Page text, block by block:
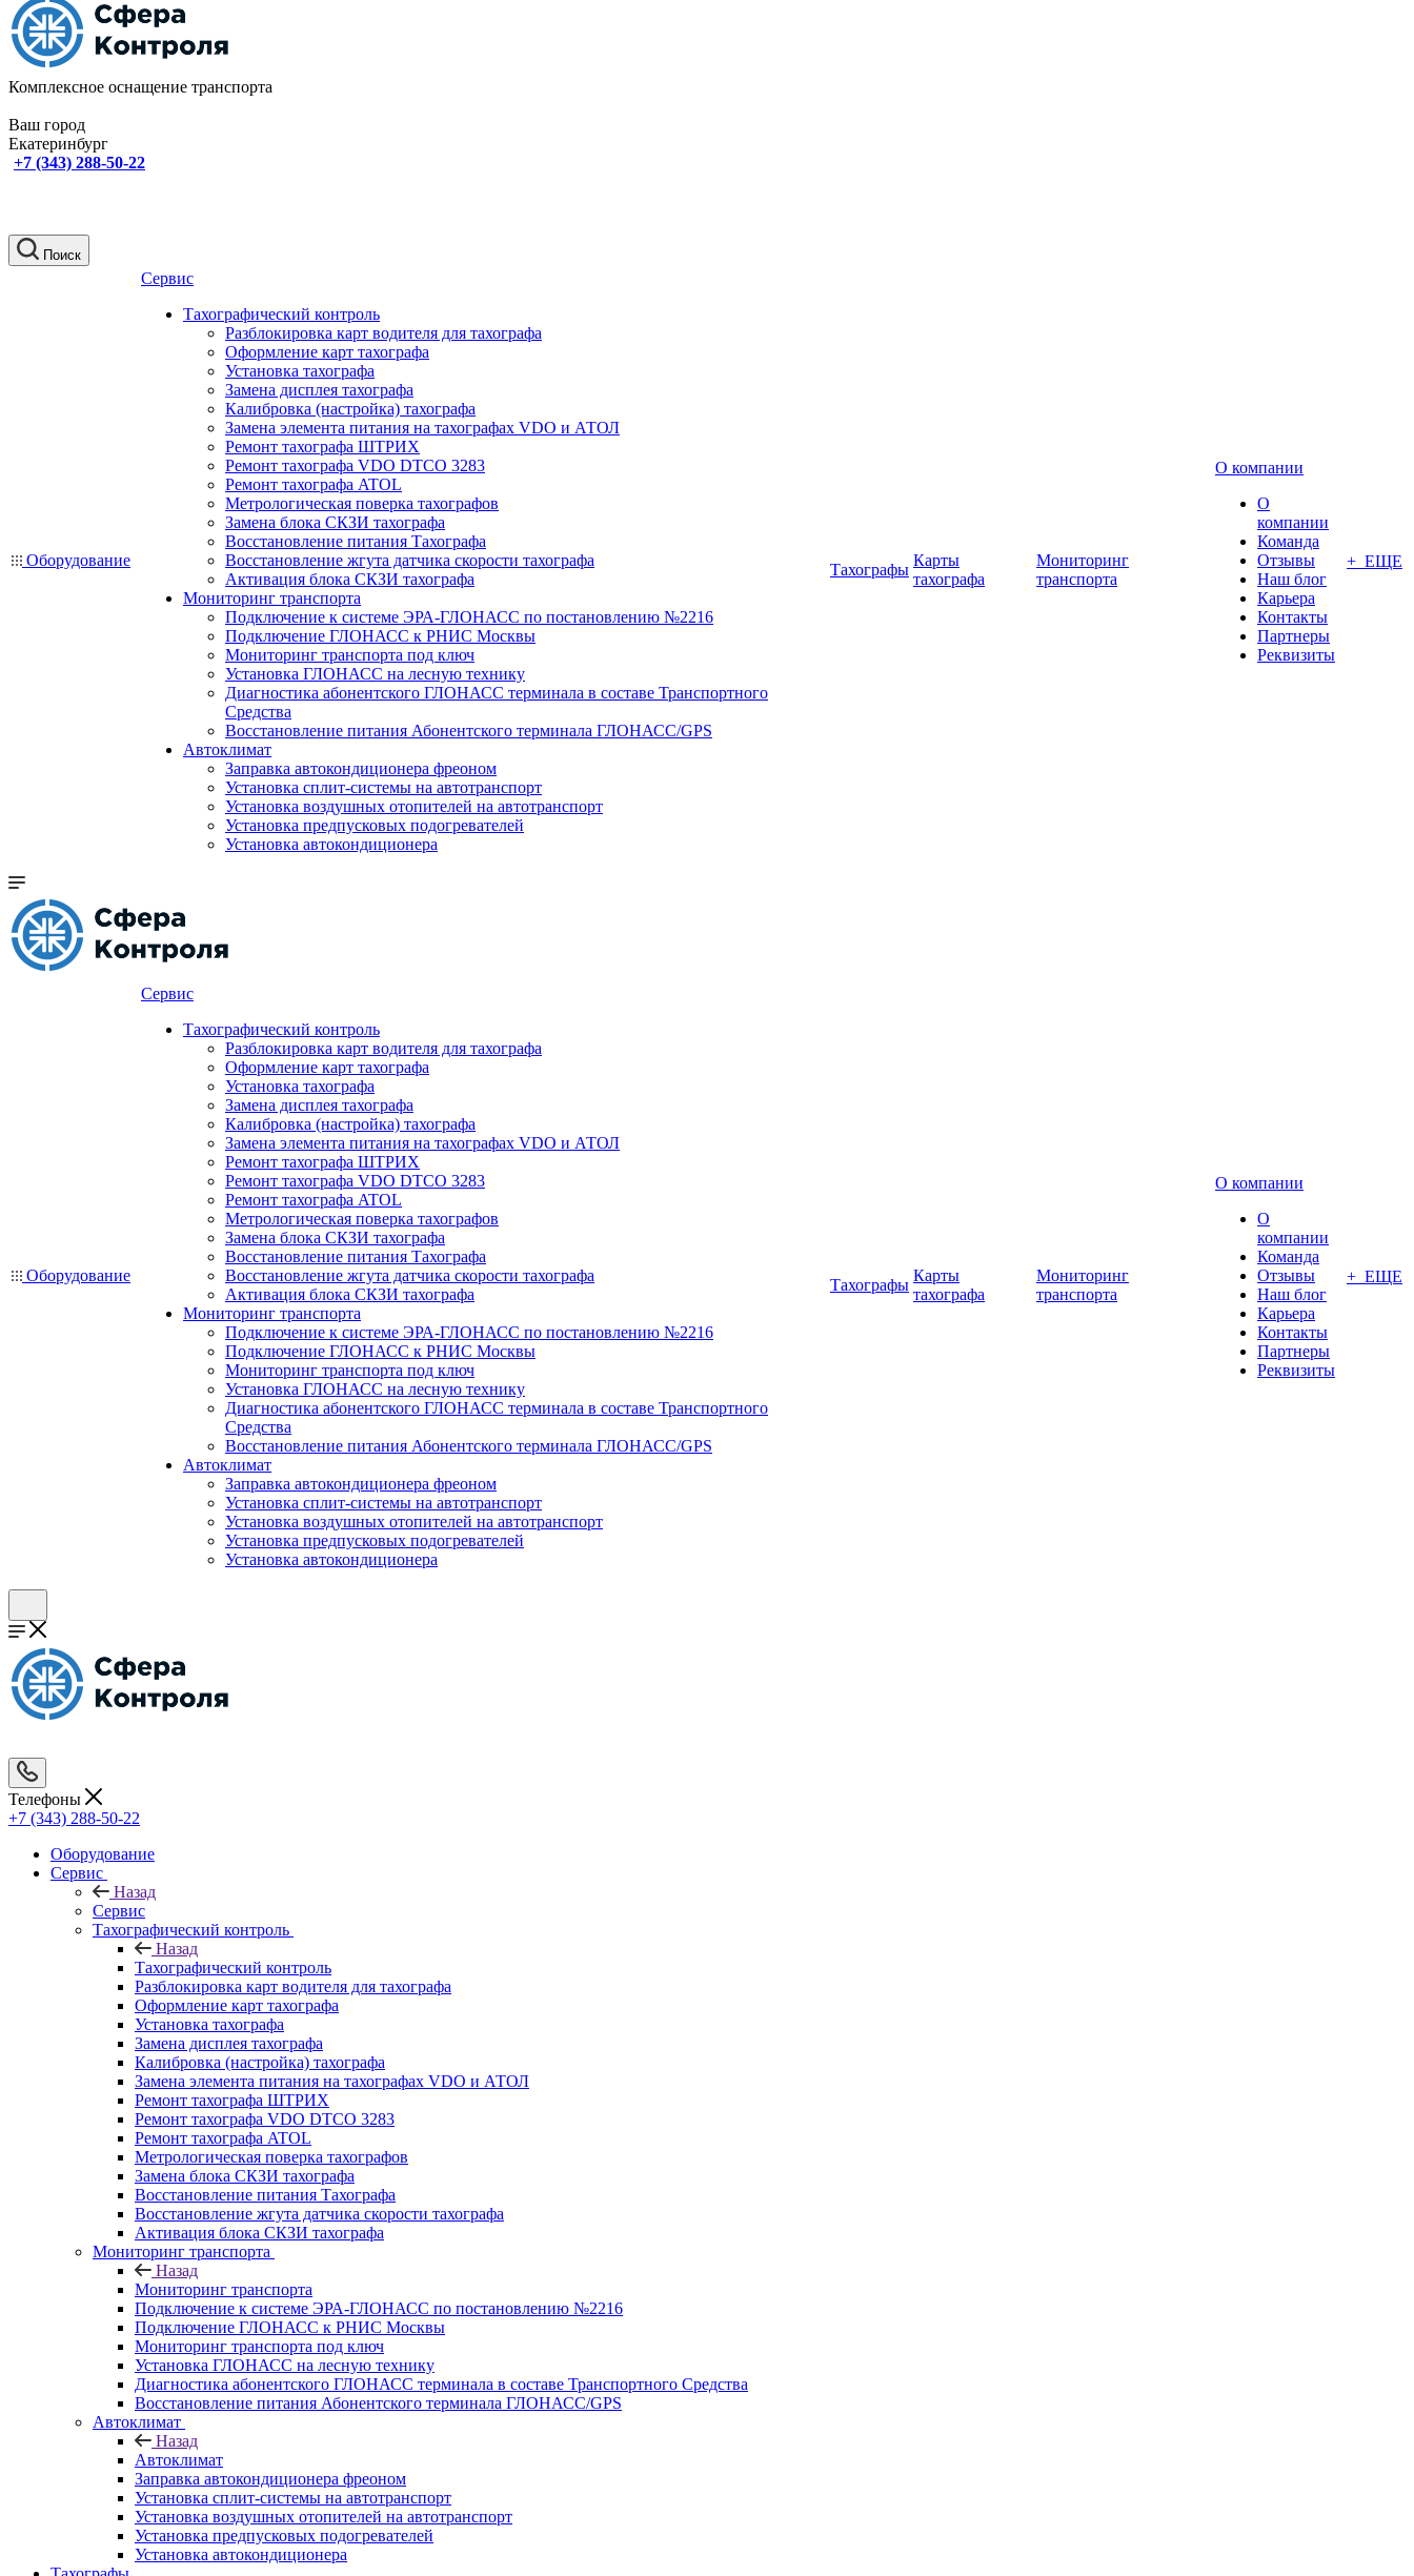
Комплексное оснащение транспорта
Ваш город
Екатеринбург
+7 (343) 288-50-22
Поиск
Оборудование
Сервис
Тахографический контроль
Разблокировка карт водителя для тахографа
Оформление карт тахографа
Установка тахографа
Замена дисплея тахографа
Калибровка (настройка) тахографа
Замена элемента питания на тахографах VDO и АТОЛ
Ремонт тахографа ШТРИХ
Ремонт тахографа VDO DTCO 3283
Ремонт тахографа ATOL
Метрологическая поверка тахографов
Замена блока СКЗИ тахографа
Восстановление питания Тахографа
Восстановление жгута датчика скорости тахографа
Активация блока СКЗИ тахографа
Мониторинг транспорта
Подключение к системе ЭРА-ГЛОНАСС по постановлению №2216
Подключение ГЛОНАСС к РНИС Москвы
Мониторинг транспорта под ключ
Установка ГЛОНАСС на лесную технику
Диагностика абонентского ГЛОНАСС терминала в составе Транспортного
Средства
Восстановление питания Абонентского терминала ГЛОНАСС/GPS
Автоклимат
Заправка автокондиционера фреоном
Установка сплит-системы на автотранспорт
Установка воздушных отопителей на автотранспорт
Установка предпусковых подогревателей
Установка автокондиционера
Тахографы
Карты
тахографа
Мониторинг
транспорта
О компании
О
компании
Команда
Отзывы
Наш блог
Карьера
Контакты
Партнеры
Реквизиты
+ ЕЩЕ
Оборудование
Сервис
Тахографический контроль
Разблокировка карт водителя для тахографа
Оформление карт тахографа
Установка тахографа
Замена дисплея тахографа
Калибровка (настройка) тахографа
Замена элемента питания на тахографах VDO и АТОЛ
Ремонт тахографа ШТРИХ
Ремонт тахографа VDO DTCO 3283
Ремонт тахографа ATOL
Метрологическая поверка тахографов
Замена блока СКЗИ тахографа
Восстановление питания Тахографа
Восстановление жгута датчика скорости тахографа
Активация блока СКЗИ тахографа
Мониторинг транспорта
Подключение к системе ЭРА-ГЛОНАСС по постановлению №2216
Подключение ГЛОНАСС к РНИС Москвы
Мониторинг транспорта под ключ
Установка ГЛОНАСС на лесную технику
Диагностика абонентского ГЛОНАСС терминала в составе Транспортного
Средства
Восстановление питания Абонентского терминала ГЛОНАСС/GPS
Автоклимат
Заправка автокондиционера фреоном
Установка сплит-системы на автотранспорт
Установка воздушных отопителей на автотранспорт
Установка предпусковых подогревателей
Установка автокондиционера
Тахографы
Карты
тахографа
Мониторинг
транспорта
О компании
О
компании
Команда
Отзывы
Наш блог
Карьера
Контакты
Партнеры
Реквизиты
+ ЕЩЕ
Телефоны
+7 (343) 288-50-22
Оборудование
Сервис
Назад
Сервис
Тахографический контроль
Назад
Тахографический контроль
Разблокировка карт водителя для тахографа
Оформление карт тахографа
Установка тахографа
Замена дисплея тахографа
Калибровка (настройка) тахографа
Замена элемента питания на тахографах VDO и АТОЛ
Ремонт тахографа ШТРИХ
Ремонт тахографа VDO DTCO 3283
Ремонт тахографа ATOL
Метрологическая поверка тахографов
Замена блока СКЗИ тахографа
Восстановление питания Тахографа
Восстановление жгута датчика скорости тахографа
Активация блока СКЗИ тахографа
Мониторинг транспорта
Назад
Мониторинг транспорта
Подключение к системе ЭРА-ГЛОНАСС по постановлению №2216
Подключение ГЛОНАСС к РНИС Москвы
Мониторинг транспорта под ключ
Установка ГЛОНАСС на лесную технику
Диагностика абонентского ГЛОНАСС терминала в составе Транспортного Средства
Восстановление питания Абонентского терминала ГЛОНАСС/GPS
Автоклимат
Назад
Автоклимат
Заправка автокондиционера фреоном
Установка сплит-системы на автотранспорт
Установка воздушных отопителей на автотранспорт
Установка предпусковых подогревателей
Установка автокондиционера